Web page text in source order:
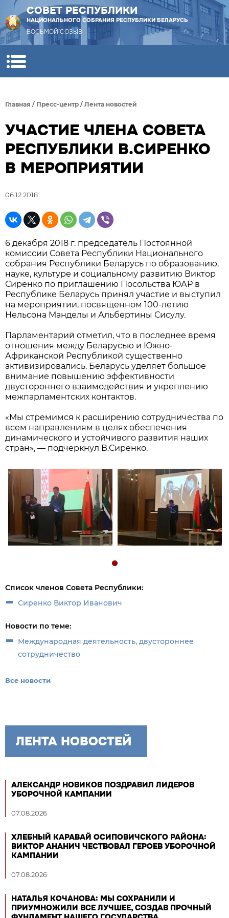
СОВЕТ РЕСПУБЛИКИ
НАЦИОНАЛЬНОГО СОБРАНИЯ РЕСПУБЛИКИ БЕЛАРУСЬ
ВОСЬМОЙ СОЗЫВ
Главная / Пресс-центр / Лента новостей
УЧАСТИЕ ЧЛЕНА СОВЕТА
РЕСПУБЛИКИ В.СИРЕНКО
В МЕРОПРИЯТИИ
06.12.2018
6 декабря 2018 г. председатель Постоянной
комиссии Совета Республики Национального
собрания Республики Беларусь по образованию,
науке, культуре и социальному развитию Виктор
Сиренко по приглашению Посольства ЮАР в
Республике Беларусь принял участие и выступил
на мероприятии, посвященном 100-летию
Нельсона Манделы и Альбертины Сисулу.
Парламентарий отметил, что в последнее время
отношения между Беларусью и Южно-
Африканской Республикой существенно
активизировались. Беларусь уделяет большое
внимание повышению эффективности
двустороннего взаимодействия и укреплению
межпарламентских контактов.
«Мы стремимся к расширению сотрудничества по
всем направлениям в целях обеспечения
динамического и устойчивого развития наших
стран», — подчеркнул В.Сиренко.
Список членов Совета Республики:
Сиренко Виктор Иванович
Новости по теме:
Международная деятельность, двустороннее
сотрудничество
Все новости
ЛЕНТА НОВОСТЕЙ
АЛЕКСАНДР НОВИКОВ ПОЗДРАВИЛ ЛИДЕРОВ
УБОРОЧНОЙ КАМПАНИИ
07.08.2026
ХЛЕБНЫЙ КАРАВАЙ ОСИПОВИЧСКОГО РАЙОНА:
ВИКТОР АНАНИЧ ЧЕСТВОВАЛ ГЕРОЕВ УБОРОЧНОЙ
КАМПАНИИ
07.08.2026
НАТАЛЬЯ КОЧАНОВА: МЫ СОХРАНИЛИ И
ПРИУМНОЖИЛИ ВСЕ ЛУЧШЕЕ, СОЗДАВ ПРОЧНЫЙ